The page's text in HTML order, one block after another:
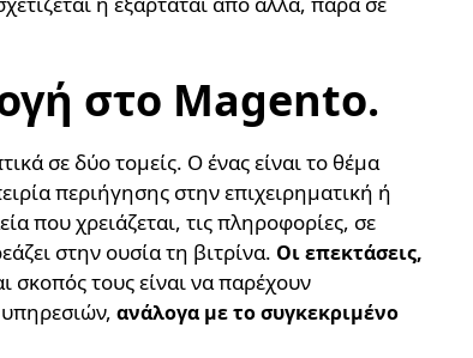
στο Magento.
σε δύο τομείς. Ο ένας είναι το θέμα
περιήγησης στην επιχειρηματική ή
που χρειάζεται, τις πληροφορίες, σε
στην ουσία τη βιτρίνα. Οι επεκτάσεις,
σκοπός τους είναι να παρέχουν
ανάλογα με το συγκεκριμένο